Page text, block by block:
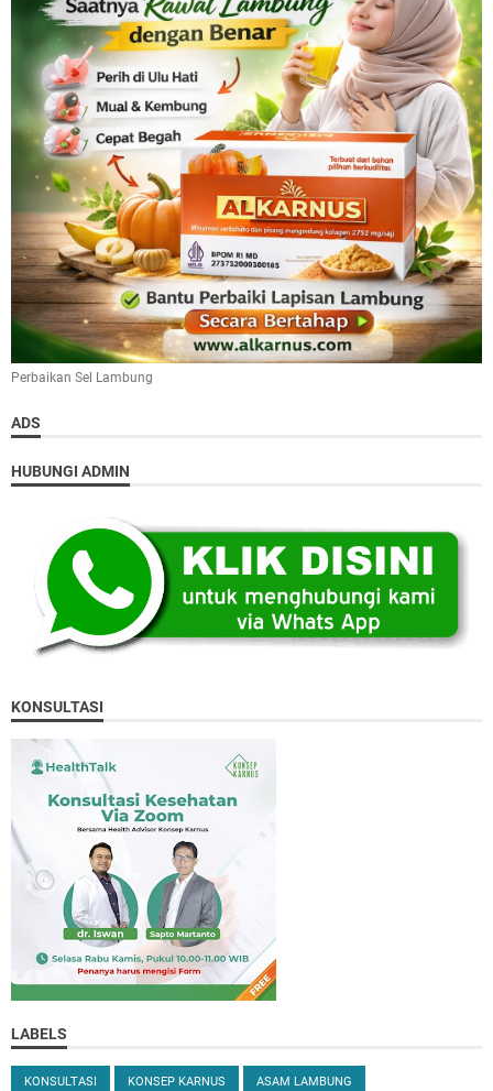
Perbaikan Sel Lambung
ADS
HUBUNGI ADMIN
KONSULTASI
LABELS
KONSULTASI KONSEP KARNUS ASAM LAMBUNG